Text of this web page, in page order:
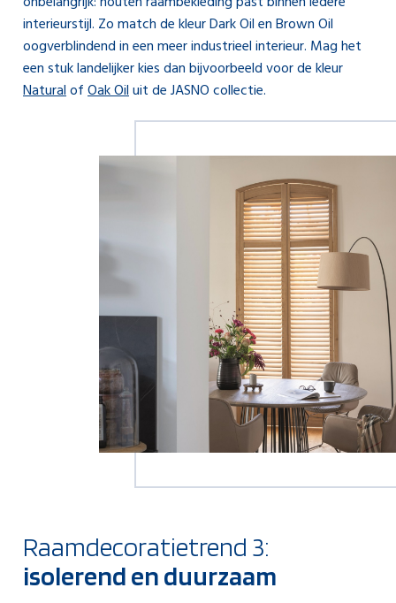
interieurstijl. Zo match de kleur Dark Oil en Brown Oil
oogverblindend in een meer industrieel interieur. Mag het
een stuk landelijker kies dan bijvoorbeeld voor de kleur
NaturalofOak Oiluit de JASNO collectie.
Raamdecoratietrend 3:
isolerend en duurzaam